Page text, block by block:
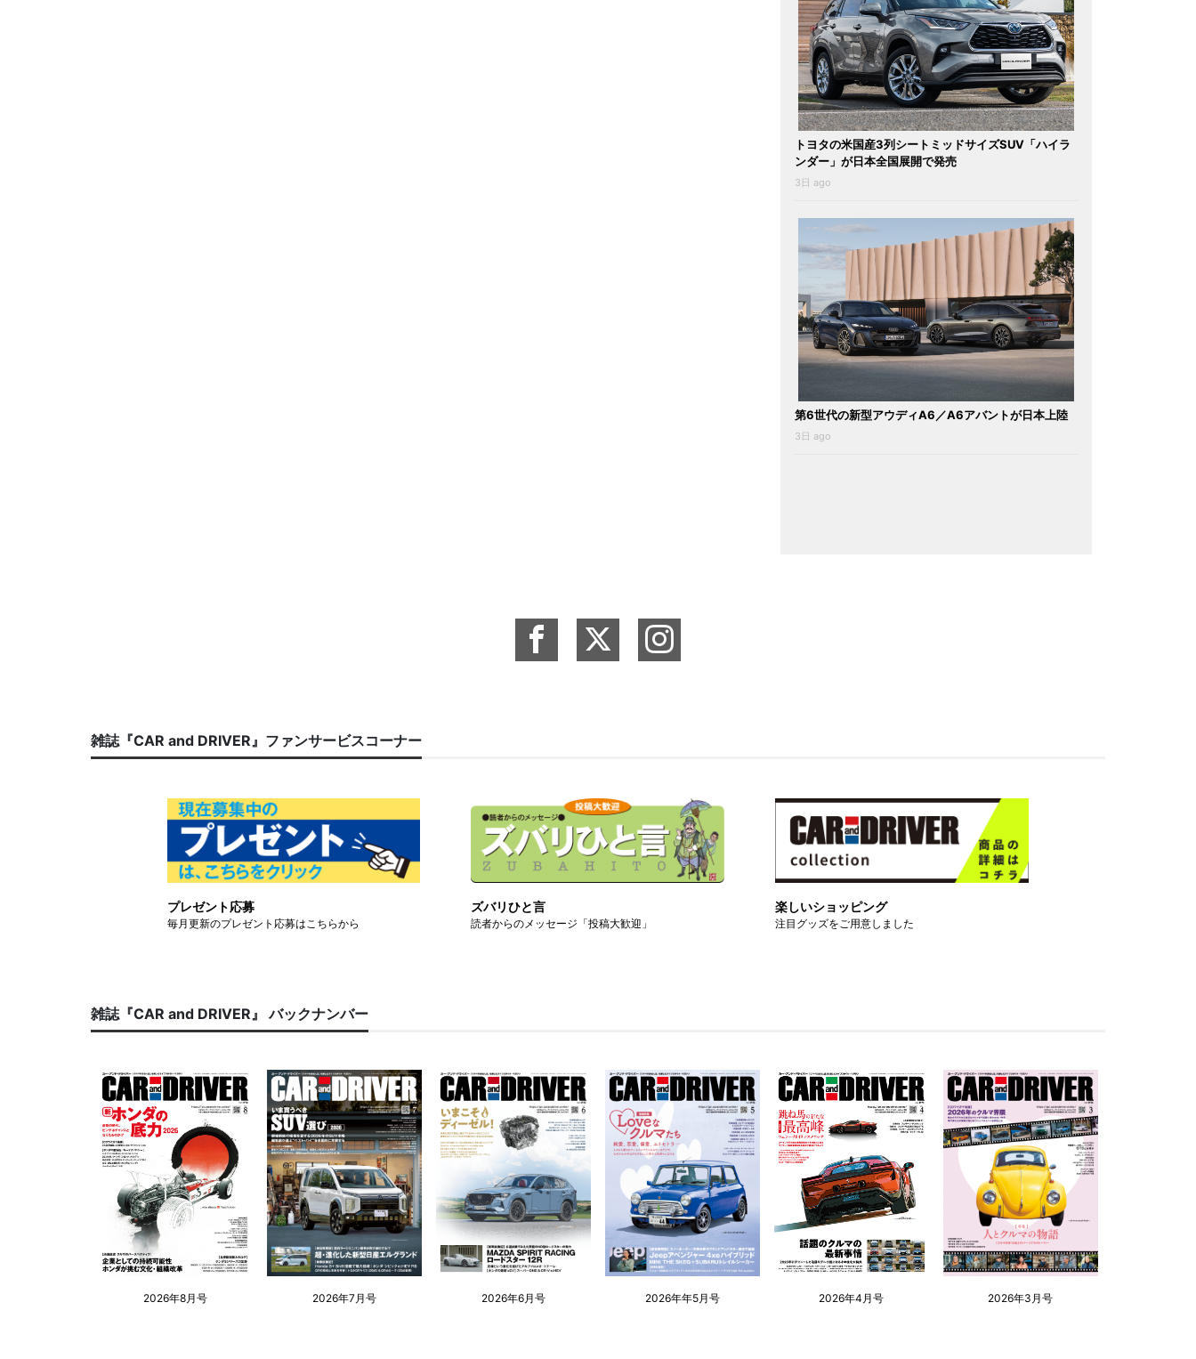
トヨタの米国産3列シートミッドサイズSUV「ハイラ
ンダー」が日本全国展開で発売
3日 ago
第6世代の新型アウディA6／A6アバントが日本上陸
3日 ago
雑誌『CAR and DRIVER』ファンサービスコーナー
プレゼント応募
毎月更新のプレゼント応募はこちらから
ズバリひと言
読者からのメッセージ「投稿大歓迎」
楽しいショッピング
注目グッズをご用意しました
雑誌『CAR and DRIVER』 バックナンバー
2026年8月号 2026年7月号 2026年6月号 2026年年5月号 2026年4月号 2026年3月号